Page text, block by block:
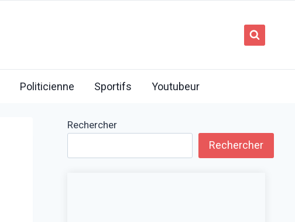
Politicienne Sportifs Youtubeur
Rechercher
Rechercher